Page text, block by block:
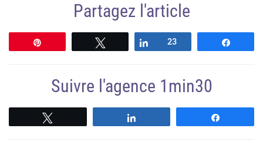
Partagez l'article
Tweetez Partagez
23
Suivre l'agence 1min30